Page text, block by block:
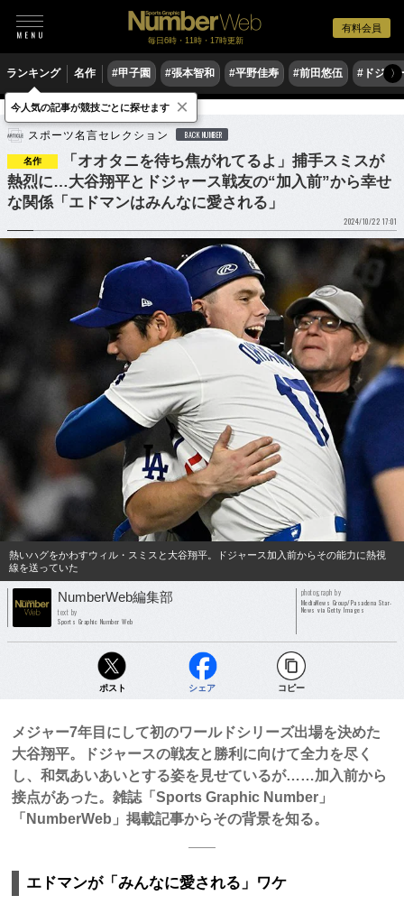
有料会員
毎日6時・11時・17時更新
ランキング 名作 #甲子園 #張本智和 #平野佳寿 #前田悠伍 #ドジャ
〉
野球 MLB
スポーツ名言セレクション BACK NUMBER
名作
「オオタニを待ち焦がれてるよ」捕手スミスが
熱烈に…大谷翔平とドジャース戦友の“加入前”から幸せ
な関係「エドマンはみんなに愛される」
2024/10/22 17:01
熱いハグをかわすウィル・スミスと大谷翔平。ドジャース加入前からその能力に熱視
線を送っていた
NumberWeb編集部
text by
Sports Graphic Number Web
photograph by
MediaNews Group/Pasadena Star-
News via Getty Images
ポスト シェア コピー
メジャー7年目にして初のワールドシリーズ出場を決めた
大谷翔平。ドジャースの戦友と勝利に向けて全力を尽く
し、和気あいあいとする姿を見せているが……加入前から
接点があった。雑誌「Sports Graphic Number」
「NumberWeb」掲載記事からその背景を知る。
エドマンが「みんなに愛される」ワケ
今人気の記事が競技ごとに探せます ×